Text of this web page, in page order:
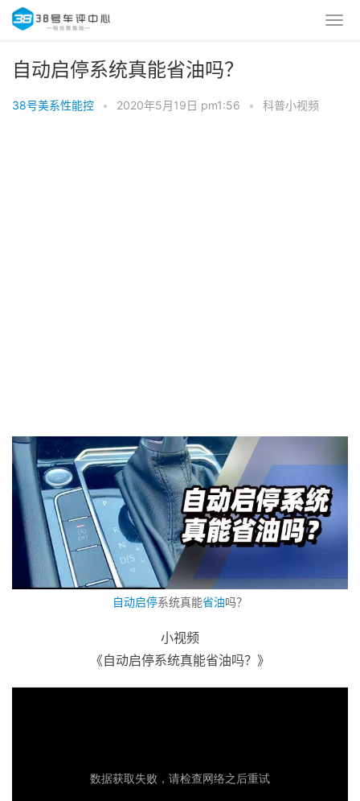
自动启停系统真能省油吗？
38号美系性能控 • 2020年5月19日 pm1:56 • 科普小视频
自动启停系统真能省油吗？
小视频
《自动启停系统真能省油吗？》